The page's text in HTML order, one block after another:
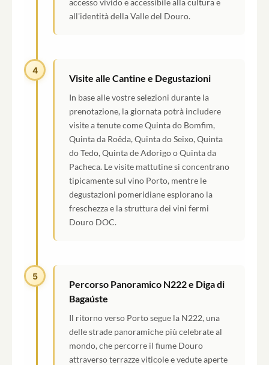
accesso vivido e accessibile alla cultura e
all'identità della Valle del Douro.
4
Visite alle Cantine e Degustazioni
In base alle vostre selezioni durante la
prenotazione, la giornata potrà includere
visite a tenute come Quinta do Bomfim,
Quinta da Roêda, Quinta do Seixo, Quinta
do Tedo, Quinta de Adorigo o Quinta da
Pacheca. Le visite mattutine si concentrano
tipicamente sul vino Porto, mentre le
degustazioni pomeridiane esplorano la
freschezza e la struttura dei vini fermi
Douro DOC.
5
Percorso Panoramico N222 e Diga di
Bagaúste
Il ritorno verso Porto segue la N222, una
delle strade panoramiche più celebrate al
mondo, che percorre il fiume Douro
attraverso terrazze viticole e vedute aperte